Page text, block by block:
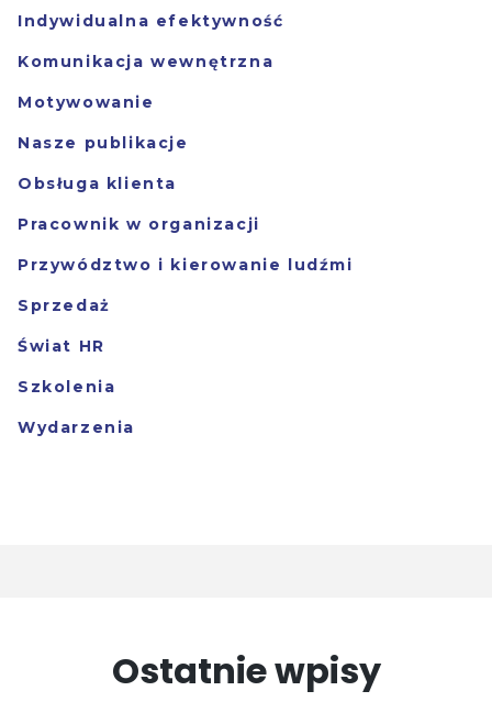
Indywidualna efektywność
Komunikacja wewnętrzna
Motywowanie
Nasze publikacje
Obsługa klienta
Pracownik w organizacji
Przywództwo i kierowanie ludźmi
Sprzedaż
Świat HR
Szkolenia
Wydarzenia
Ostatnie wpisy